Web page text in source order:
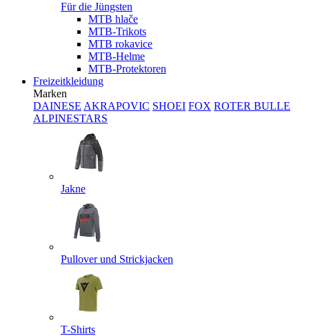
Für die Jüngsten
MTB hlače
MTB-Trikots
MTB rokavice
MTB-Helme
MTB-Protektoren
Freizeitkleidung
Marken
DAINESE AKRAPOVIC SHOEI FOX ROTER BULLE
ALPINESTARS
Jakne
Pullover und Strickjacken
T-Shirts